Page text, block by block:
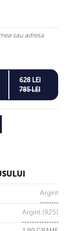
sau adresa
628 LEI
785 LEI
Argint
Argint (925)